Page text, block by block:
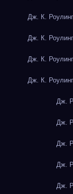
Дж. К.
Дж. К.
Дж. К.
Дж. К.
Дж.
Дж.
Дж.
Дж.
Дж.